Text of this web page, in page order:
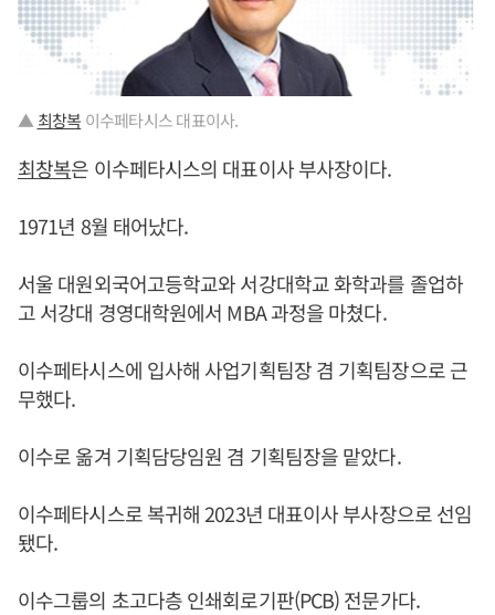
▲ 최창복 이수페타시스 대표이사.
최창복은 이수페타시스의 대표이사 부사장이다.
1971년 8월 태어났다.
서울 대원외국어고등학교와 서강대학교 화학과를 졸업하
고 서강대 경영대학원에서 MBA 과정을 마쳤다.
이수페타시스에 입사해 사업기획팀장 겸 기획팀장으로 근
무했다.
이수로 옮겨 기획담당임원 겸 기획팀장을 맡았다.
이수페타시스로 복귀해 2023년 대표이사 부사장으로 선임
됐다.
이수그룹의 초고다층 인쇄회로기판(PCB) 전문가다.